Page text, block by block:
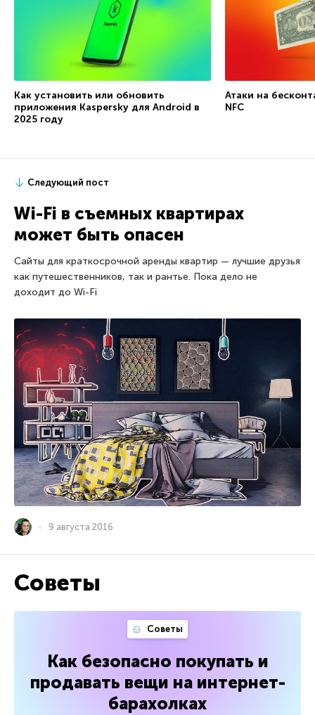
Как установить или обновить
приложения Kaspersky для Android в
2025 году
Атаки на
NFC
Следующий пост
Wi-Fi в съемных квартирах
может быть опасен
Сайты для краткосрочной аренды квартир — лучшие друзья
как путешественников, так и рантье. Пока дело не
доходит до Wi-Fi
9 августа 2016
Советы
Советы
Как безопасно покупать и
продавать вещи на интернет-
барахолках